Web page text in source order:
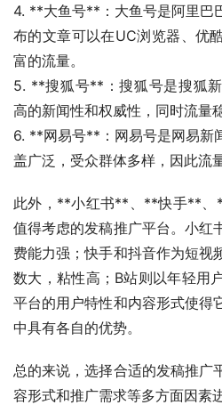
4. **大鱼号**：大鱼号是阿里巴
布的文章可以在UC浏览器、优
富的流量。
5. **搜狐号**：搜狐号是搜狐
高的新闻性和权威性，同时流量稳
6. **网易号**：网易号是网易新
盖广泛，受众群体多样，因此流
此外，**小红书**、**快手**
值得考虑的发稿推广平台。小红
费能力强；快手和抖音作为短视
数大，粘性高；B站则以年轻用
平台的用户特性和内容形式使得
中具有各自的优势。
总的来说，选择合适的发稿推广
容形式和推广需求等多方面因素